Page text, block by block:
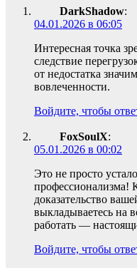
DarkShadow:
04.01.2026 в 06:05
Интересная точка
следствие
от недостатка
вовлеченности.
Войдите, чтобы
FoxSoulX:
05.01.2026 в 00:02
Это не просто
профессионализма!
доказательство
выкладываетесь на
работать —
Войдите, чтобы